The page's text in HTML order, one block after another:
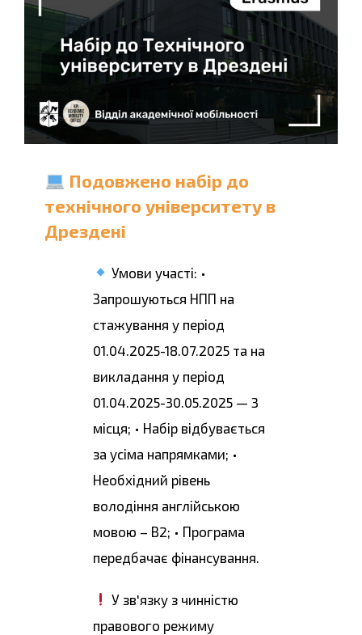
Подовжено набір до
технічного університету в
Дрездені
Умови участі: •
Запрошуються НПП на
стажування у період
01.04.2025-18.07.2025 та на
викладання у період
01.04.2025-30.05.2025 — 3
місця; • Набір відбувається
за усіма напрямками; •
Необхідний рівень
володіння англійською
мовою – В2; • Програма
передбачає фінансування.
У зв'язку з чинністю
правового режиму